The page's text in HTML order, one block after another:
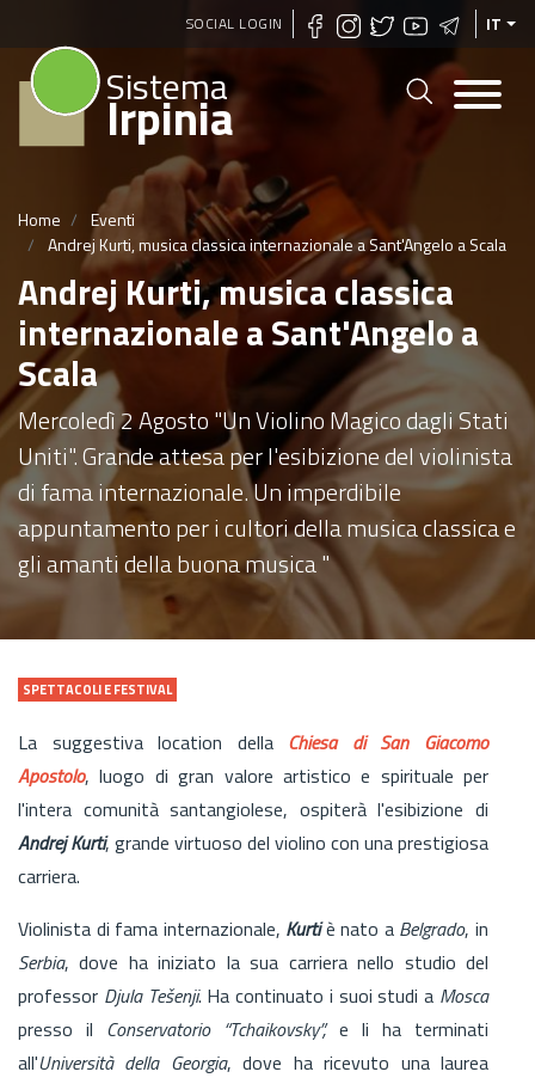
Salta
principale
SOCIAL LOGIN IT
Sistema
Irpinia
Home
Eventi
Andrej Kurti, musica classica internazionale a Sant'Angelo a Scala
Andrej Kurti, musica classica
internazionale a Sant'Angelo a
Scala
Mercoledì 2 Agosto "Un Violino Magico dagli Stati
Uniti". Grande attesa per l'esibizione del violinista
di fama internazionale. Un imperdibile
appuntamento per i cultori della musica classica e
gli amanti della buona musica "
SPETTACOLI E FESTIVAL
La suggestiva location della Chiesa di San Giacomo
Apostolo, luogo di gran valore artistico e spirituale per
l'intera comunità santangiolese, ospiterà l'esibizione di
Andrej Kurti, grande virtuoso del violino con una prestigiosa
carriera.
Violinista di fama internazionale, Kurtiè nato a Belgrado, in
Serbia, dove ha iniziato la sua carriera nello studio del
professor Djula Tešenji. Ha continuato i suoi studi a Mosca
presso il Conservatorio “Tchaikovsky”,e li ha terminati
all'Università della Georgia, dove ha ricevuto una laurea